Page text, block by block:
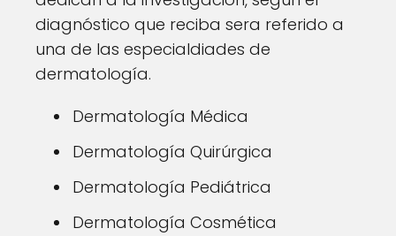
diagnóstico que reciba sera referido a
una de las especialdiades de
dermatología.
Dermatología Médica
Dermatología Quirúrgica
Dermatología Pediátrica
Dermatología Cosmética